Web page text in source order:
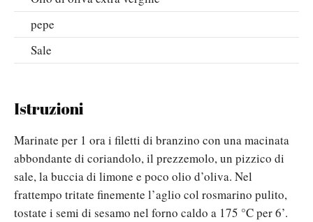
pepe
Sale
Istruzioni
Marinate per 1 ora i filetti di branzino con una macinata
abbondante di coriandolo, il prezzemolo, un pizzico di
sale, la buccia di limone e poco olio d’oliva. Nel
frattempo tritate finemente l’aglio col rosmarino pulito,
tostate i semi di sesamo nel forno caldo a 175 °C per 6’.